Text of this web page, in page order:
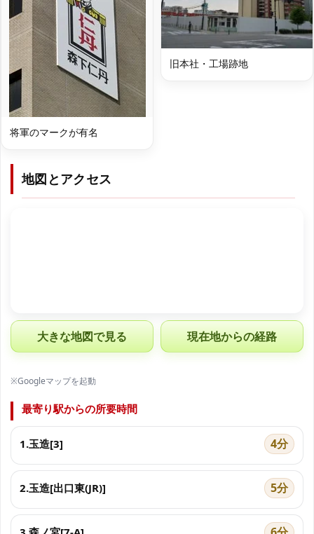
将軍のマークが有名
旧本社・工場跡地
地図とアクセス
大きな地図で見る 現在地からの経路
※Googleマップを起動
最寄り駅からの所要時間
1.玉造[3] 4分
2.玉造[出口東(JR)] 5分